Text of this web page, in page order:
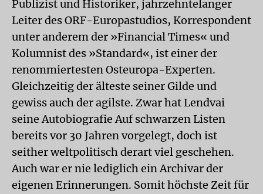
Publizist und Historiker, jahrzehntelanger
Leiter des ORF-Europastudios, Korrespondent
unter anderem der »Financial Times« und
Kolumnist des »Standard«, ist einer der
renommiertesten Osteuropa-Experten.
Gleichzeitig der älteste seiner Gilde und
gewiss auch der agilste. Zwar hat Lendvai
seine Autobiografie Auf schwarzen Listen
bereits vor 30 Jahren vorgelegt, doch ist
seither weltpolitisch derart viel geschehen.
Auch war er nie lediglich ein Archivar der
eigenen Erinnerungen. Somit höchste Zeit für